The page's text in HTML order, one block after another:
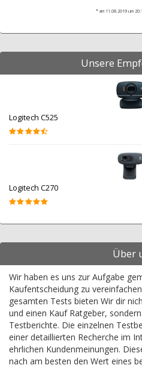
* am 11.08.2019 um
Unsere
Logitech C525
Logitech C270
Über
Wir haben es uns zur Aufgabe
Kaufentscheidung zu
gesamten Tests bieten Wir dir
und einen Kauf Ratgeber,
Testberichte. Die einzelnen
einer detaillierten Recherche im
ehrlichen Kundenmeinungen.
nach am besten den Wert eines